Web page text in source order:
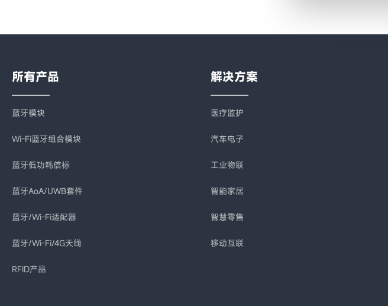
所有产品
蓝牙模块
Wi-Fi蓝牙组合模块
蓝牙低功耗信标
蓝牙AoA/UWB套件
蓝牙/Wi-Fi适配器
蓝牙/Wi-Fi/4G天线
RFID产品
解决方案
医疗监护
汽车电子
工业物联
智能家居
智慧零售
移动互联